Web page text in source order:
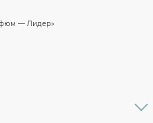
— Лидер»